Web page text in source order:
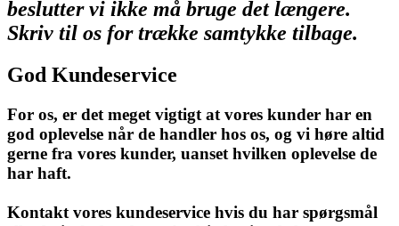
beslutter vi ikke må bruge det længere.
Skriv til os for trække samtykke tilbage.
God Kundeservice
For os, er det meget vigtigt at vores kunder har en
god oplevelse når de handler hos os, og vi høre altid
gerne fra vores kunder, uanset hvilken oplevelse de
har haft.
Kontakt vores kundeservice hvis du har spørgsmål